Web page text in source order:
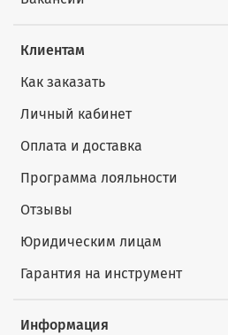
Клиентам
Как заказать
Личный кабинет
Оплата и доставка
Программа лояльности
Отзывы
Юридическим лицам
Гарантия на инструмент
Информация